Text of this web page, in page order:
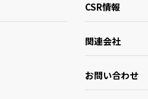
CSR情報
関連会社
お問い合わせ